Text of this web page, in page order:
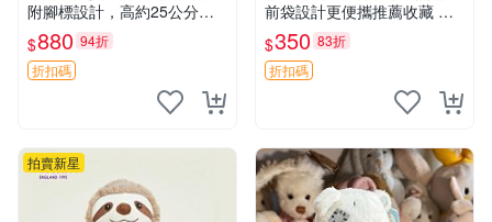
附腳標設計，高約25公分，
全新未拆封，限量珍藏。艾米
記者 毛絨公仔 超萌玩偶
$880 94折
折扣碼
前袋設計更便攜推薦收藏 母
子熊 軟綿綿 包包
$350 83折
折扣碼
拍賣新星